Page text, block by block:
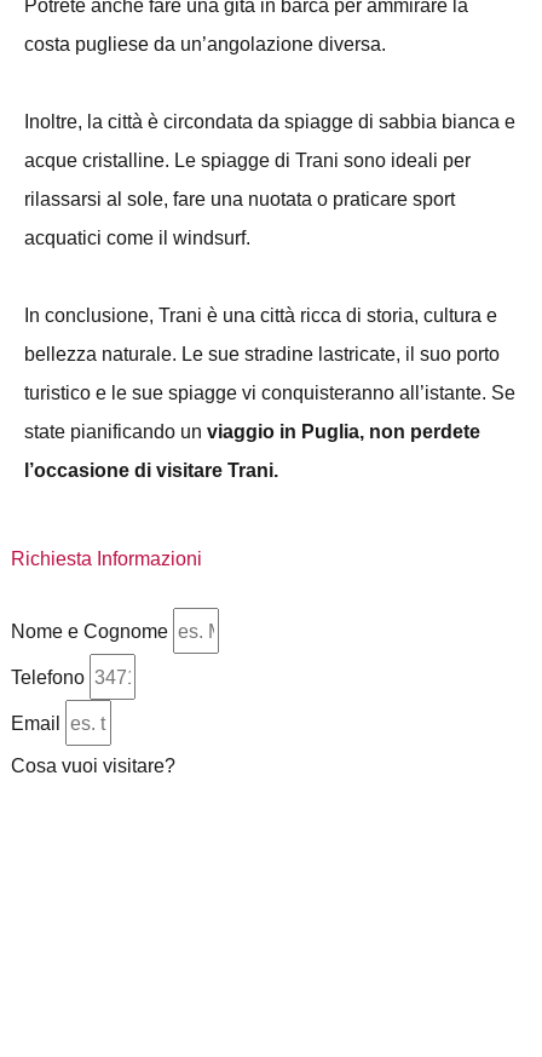
Potrete anche fare una gita in barca per ammirare la
costa pugliese da un’angolazione diversa.
Inoltre, la città è circondata da spiagge di sabbia bianca e
acque cristalline. Le spiagge di Trani sono ideali per
rilassarsi al sole, fare una nuotata o praticare sport
acquatici come il windsurf.
In conclusione, Trani è una città ricca di storia, cultura e
bellezza naturale. Le sue stradine lastricate, il suo porto
turistico e le sue spiagge vi conquisteranno all’istante. Se
state pianificando un viaggio in Puglia, non perdete
l’occasione di visitare Trani.
Richiesta Informazioni
Nome e Cognome
Telefono
Email
Cosa vuoi visitare?